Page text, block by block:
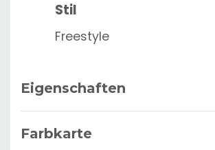
Stil
Freestyle
Eigenschaften
Farbkarte